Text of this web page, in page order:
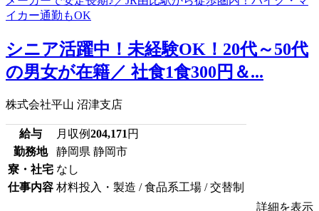
シニア活躍中！未経験OK！20代～50代
の男女が在籍／ 社食1食300円＆...
株式会社平山 沼津支店
給与 月収例204,171 円
勤務地
静岡県 静岡市
寮・社宅 なし
仕事内容 材料投入・製造 / 食品系工場 / 交替制
詳細を表示